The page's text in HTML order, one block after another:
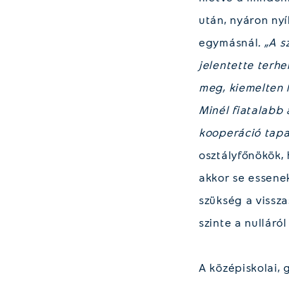
után, nyáron
egymásnál. „A
jelentette
meg, kiemelten
Minél fiatalabb
kooperáció
osztályfőnökök,
akkor se
szükség a
szinte a
A középiskolai,